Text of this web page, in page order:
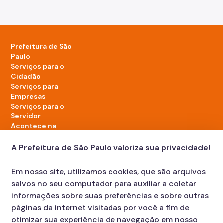
Prefeitura de São
Paulo
Serviços para o
Cidadão
Serviços para
Empresas
Serviços para o
Servidor
Acontece na
LinkedIn da Prefeitura de São Paulo
TikTok da Prefeitura de São Paulo
YouTube da Prefeitura de São Paulo
X da Prefeitura de São Paulo
Instagram da Prefeitura de São Paulo
Facebook da Prefeitura de São Paulo
Diário Oficial
A Prefeitura de São Paulo valoriza sua privacidade!
Em nosso site, utilizamos cookies, que são arquivos
salvos no seu computador para auxiliar a coletar
informações sobre suas preferências e sobre outras
páginas da internet visitadas por você a fim de
otimizar sua experiência de navegação em nosso